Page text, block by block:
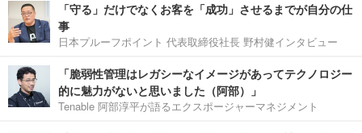
「守る」だけでなくお客を「成功」させるまでが自分の仕
事
日本プルーフポイント 代表取締役社長 野村健インタビュー
「脆弱性管理はレガシーなイメージがあってテクノロジー
的に魅力がないと思いました（阿部）」
Tenable 阿部淳平が語るエクスポージャーマネジメント